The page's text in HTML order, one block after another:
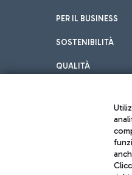
PER IL BUSINESS
SOSTENIBILITÀ
QUALITÀ